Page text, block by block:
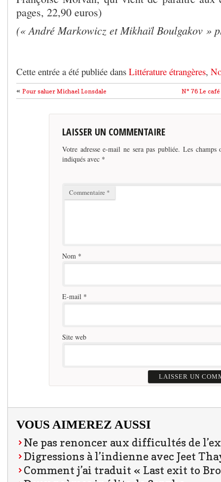
pages, 22,90 euros)
(« André Markowicz et Mikhaïl Boulgakov »
Cette entrée a été publiée dans Littérature étrangères,
N° 76 Le
« Pour saluer Michael Lonsdale
LAISSER UN COMMENTAIRE
Votre adresse e-mail ne sera pas publiée. Les champs
indiqués avec *
Commentaire *
Nom *
E-mail *
Site web
VOUS AIMEREZ AUSSI
Ne pas renoncer aux difficultés de
Digressions à l’indienne avec Jeet
Comment j’ai traduit « Last exit to